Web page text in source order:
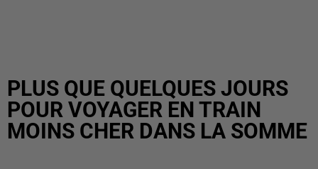
PLUS QUE QUELQUES JOURS
POUR VOYAGER EN TRAIN
MOINS CHER DANS LA SOMME